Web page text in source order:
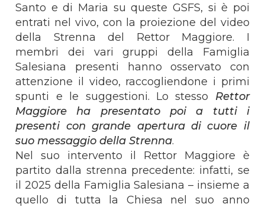
Santo e di Maria su queste GSFS, si è poi
entrati nel vivo, con la proiezione del video
della Strenna del Rettor Maggiore. I
membri dei vari gruppi della Famiglia
Salesiana presenti hanno osservato con
attenzione il video, raccogliendone i primi
spunti e le suggestioni. Lo stesso Rettor
Maggiore ha presentato poi a tutti i
presenti con grande apertura di cuore il
suo messaggio della Strenna.
Nel suo intervento il Rettor Maggiore è
partito dalla strenna precedente: infatti, se
il 2025 della Famiglia Salesiana – insieme a
quello di tutta la Chiesa nel suo anno